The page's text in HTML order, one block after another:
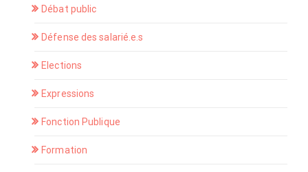
Débat public
Défense des salarié.e.s
Elections
Expressions
Fonction Publique
Formation